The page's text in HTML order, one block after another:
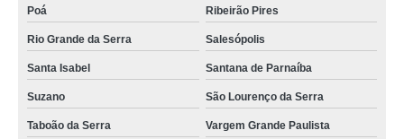
Poá Ribeirão Pires
Rio Grande da Serra Salesópolis
Santa Isabel Santana de Parnaíba
Suzano São Lourenço da Serra
Taboão da Serra
Vargem Grande Paulista